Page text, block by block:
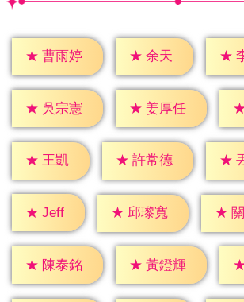
★ 曹雨婷 ★ 余天 ★
★ 吳宗憲 ★ 姜厚任
★ 王凱 ★ 許常德 ★
★ Jeff ★ 邱瓈寬 ★
★ 陳泰銘 ★ 黃鐙輝